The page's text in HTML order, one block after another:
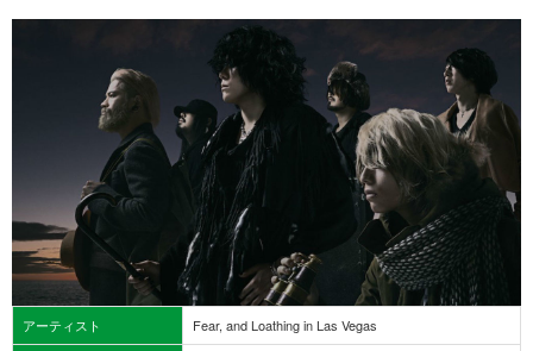
アーティスト
Fear, and Loathing in Las Vegas